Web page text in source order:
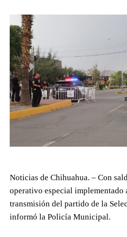
Noticias de Chihuahua. – Con
operativo especial implementado
transmisión del partido de la
informó la Policía Municipal.